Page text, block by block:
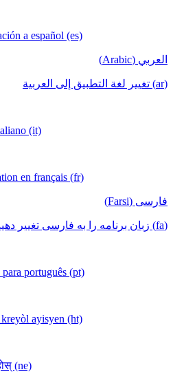
a español (es)
العربي (Arabic)
(ar) تغيير لغة التطبيق إلى العربية
(it)
en français (fr)
فارسی (Farsi)
(fa) زبان برنامه را به فارسی تغییر دهید
português (pt)
ayisyen (ht)
(ne)